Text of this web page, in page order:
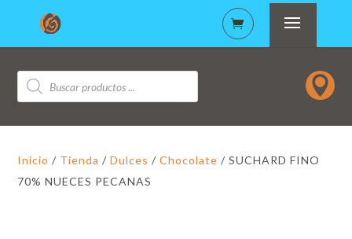
Búsqueda
de
productos

Inicio / Tienda /Dulces /Chocolate / SUCHARD FINO
70% NUECES PECANAS